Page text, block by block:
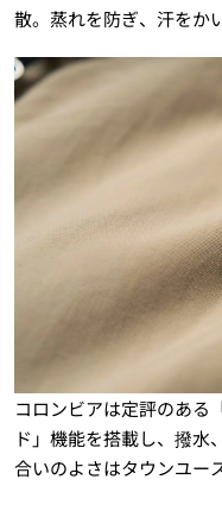
散。蒸れを防ぎ、汗をか
コロンビアは定評のある
ド」機能を搭載し、撥水
合いのよさはタウンユー